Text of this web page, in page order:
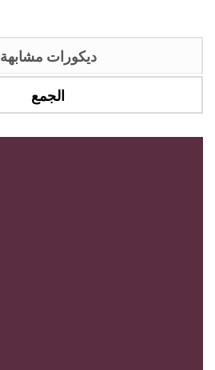
ديكورات مشابهة
الجمع